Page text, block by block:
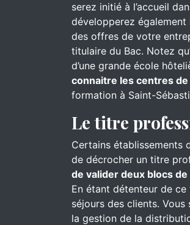
serez initié à l’accueil
développerez
des offres de votre
titulaire du Bac. Notez
d’une grande école
connaitre les centres
formation à Saint-
Le titre
Certains établissements
de décrocher un titre
de valider deux blocs
En étant détenteur de
séjours des clients.
la gestion de la